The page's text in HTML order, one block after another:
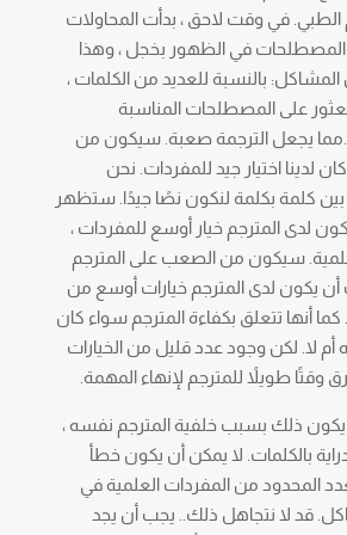
الطبي. في وقت لاحق ، بدأت المحاولات
المصطلحات في الظهور بخجل ، وهذا
المشاكل: بالنسبة للعديد من الكلمات ،
على المصطلحات المناسبة
.مما يجعل الترجمة صعبة. سيكون من
لدينا اختيار جيد للمفردات. نحن
كلمة بكلمة لنكون نصًا جيدًا. ستظهر
لدى المترجم خيار أوسع للمفردات ،
سيكون من الصعب على المترجم
أن يكون لدى المترجم خيارات أوسع من
كما أنها تتعلق بكفاءة المترجم سواء كان
لا. لكن وجود عدد قليل من الخيارات
طويلاً للمترجم لإنهاء المهمة.
ذلك بسبب خلفية المترجم نفسه ،
بالكلمات. لا يمكن أن يكون خطأ
المحدود من المفردات العلمية في
قد لا نتجاهل ذلك.. يجب أن يجد